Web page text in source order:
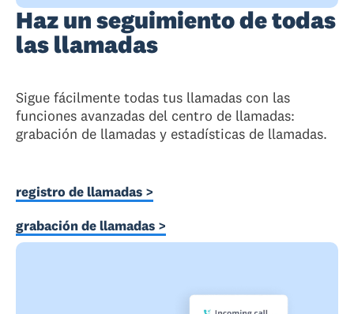
Haz un seguimiento de todas
las llamadas
Sigue fácilmente todas tus llamadas con las
funciones avanzadas del centro de llamadas:
grabación de llamadas y estadísticas de llamadas.
registro de llamadas >
grabación de llamadas >